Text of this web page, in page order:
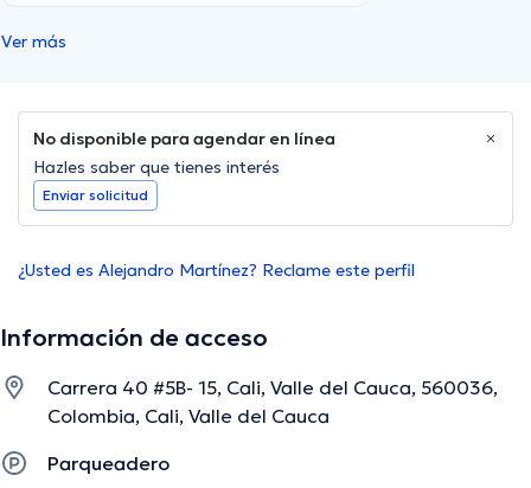
Ver más
No disponible para agendar en línea
Hazles saber que tienes interés
Enviar solicitud
¿Usted es Alejandro Martínez? Reclame este perfil
Información de acceso
Carrera 40 #5B- 15, Cali, Valle del Cauca, 560036,
Colombia, Cali, Valle del Cauca
Parqueadero